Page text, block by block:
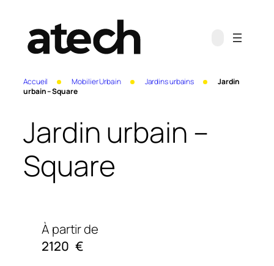
Accueil Mobilier Urbain Jardins urbains
Jardin
urbain – Square
Jardin urbain –
Square
À partir de
2120 €